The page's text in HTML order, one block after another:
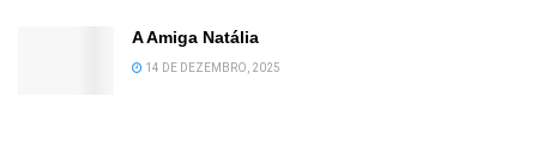
A Amiga Natália
14 DE DEZEMBRO, 2025